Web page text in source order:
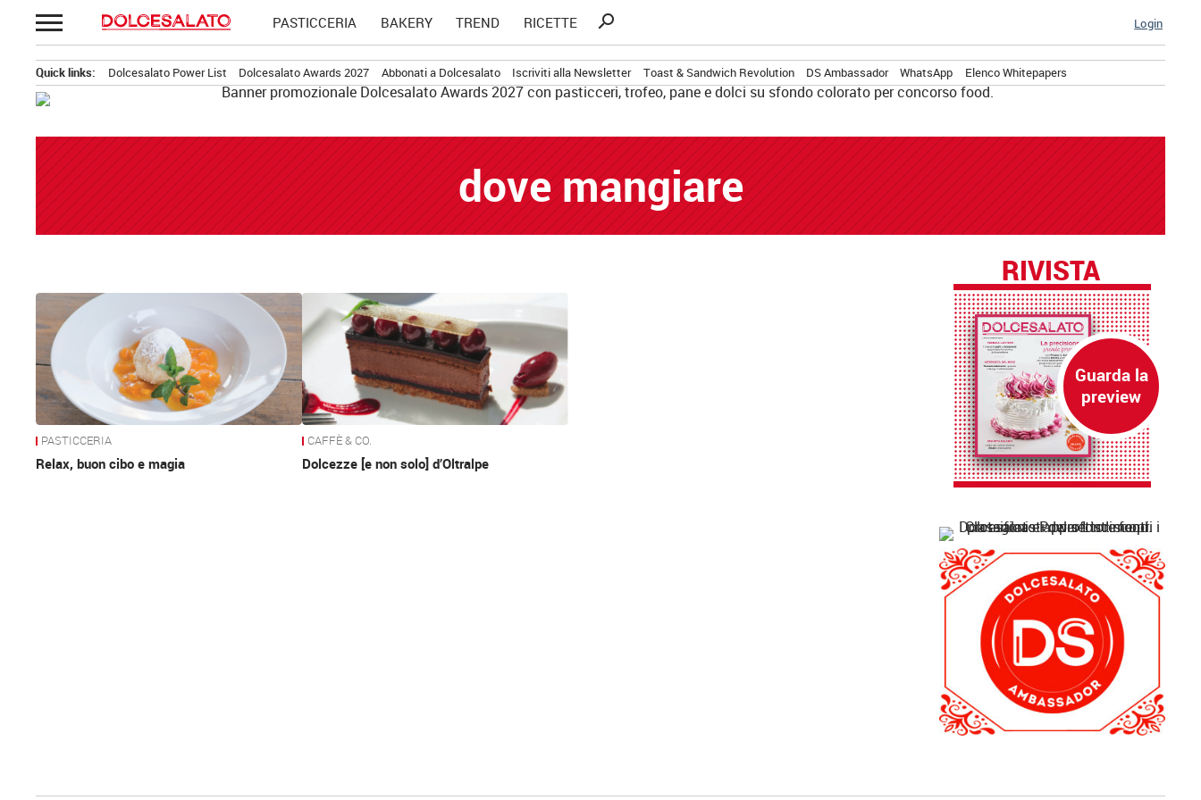
Passa
al
PASTICCERIA BAKERY TREND RICETTE
Ricerca
search Login
Quick links: Dolcesalato Power List Dolcesalato Awards 2027 Abbonati a Dolcesalato Iscriviti alla Newsletter Toast & Sandwich Revolution DS Ambassador WhatsApp Elenco Whitepapers
dove mangiare
News
PASTICCERIA
Relax, buon cibo e magia
CAFFÈ & CO.
Dolcezze [e non solo] d’Oltralpe
RIVISTA